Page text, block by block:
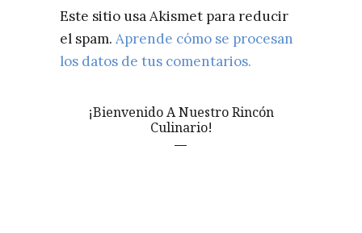
Este sitio usa Akismet para reducir
el spam. Aprende cómo se procesan
los datos de tus comentarios.
¡Bienvenido A Nuestro Rincón
Culinario!